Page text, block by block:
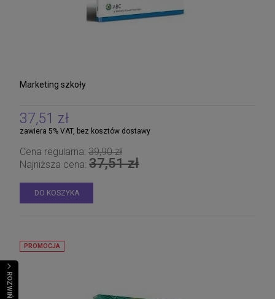
ROZWIŃ
Marketing szkoły
37,51 zł
zawiera 5% VAT, bez kosztów dostawy
Cena regularna: 39,90 zł
Najniższa cena: 37,51 zł
DO KOSZYKA
PROMOCJA